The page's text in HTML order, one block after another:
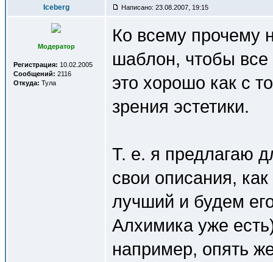
Iceberg Написано: 23.08.2007, 19:15
Модератор
Регистрация: 10.02.2005
Сообщений: 2116
Откуда: Тула
Ко всему прочему
шаблон, чтобы
это хорошо как с
зрения эстетики.
Т. е. я предлагаю
свои описания,
лучший и будем
Алхимика уже
например, опять